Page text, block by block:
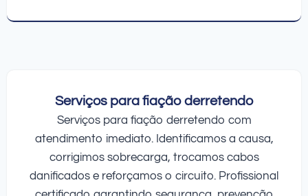
Serviços para fiação derretendo
Serviços para fiação derretendo com
atendimento imediato. Identificamos a causa,
corrigimos sobrecarga, trocamos cabos
danificados e reforçamos o circuito. Profissional